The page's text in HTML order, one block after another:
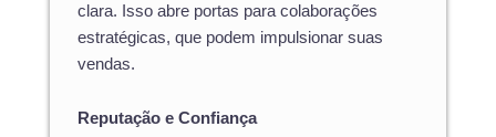
clara. Isso abre portas para colaborações
estratégicas, que podem impulsionar suas
vendas.
Reputação e Confiança